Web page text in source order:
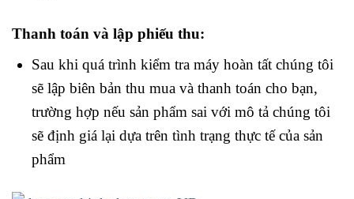
Thanh toán và lập phiếu thu:
Sau khi quá trình kiểm tra máy hoàn tất chúng tôi
sẽ lập biên bản thu mua và thanh toán cho bạn,
trường hợp nếu sản phẩm sai với mô tả chúng tôi
sẽ định giá lại dựa trên tình trạng thực tế của sản
phẩm